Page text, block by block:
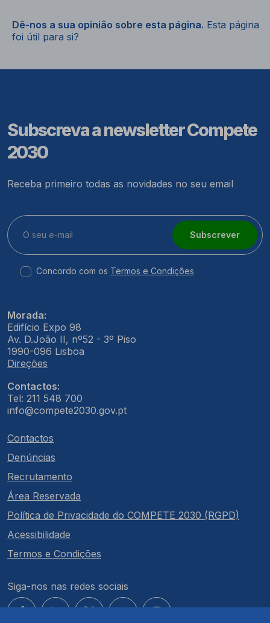
Dê-nos a sua opinião sobre esta página. Esta página
foi útil para si?
Subscreva a newsletter Compete
2030
Receba primeiro todas as novidades no seu email
Subscrever
Concordo com os Termos e Condições
Morada:
Edifício Expo 98
Av. D.João II, nº52 - 3º Piso
1990-096 Lisboa
Direções
Contactos:
Tel: 211 548 700
info@compete2030.gov.pt
Contactos
Denúncias
Recrutamento
Área Reservada
Política de Privacidade do COMPETE 2030 (RGPD)
Acessibilidade
Termos e Condições
Siga-nos nas redes sociais